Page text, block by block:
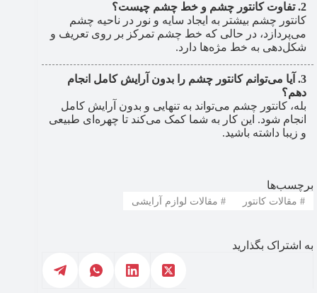
تفاوت کانتور چشم و خط چشم چیست؟
کانتور چشم بیشتر به ایجاد سایه و نور در ناحیه چشم
می‌پردازد، در حالی که خط چشم تمرکز بر روی تعریف و
شکل‌دهی به خط مژه‌ها دارد.
آیا می‌توانم کانتور چشم را بدون آرایش کامل انجام
دهم؟
بله، کانتور چشم می‌تواند به تنهایی و بدون آرایش کامل
انجام شود. این کار به شما کمک می‌کند تا چهره‌ای طبیعی
و زیبا داشته باشید.
برچسب‌ها
#مقالات کانتور #مقالات لوازم آرایشی
به اشتراک بگذارید